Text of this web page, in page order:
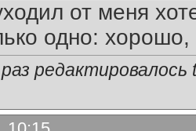
от меня
одно: